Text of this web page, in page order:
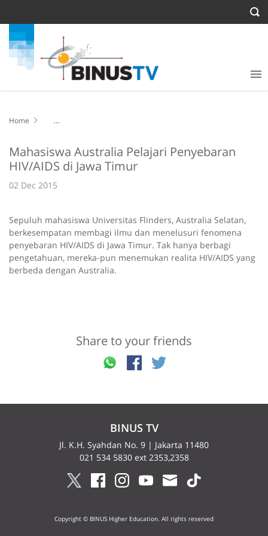
Home
Mahasiswa Australia Pelajari Penyebaran
HIV/AIDS di Jawa Timur
02 Dec 2015
Sepuluh mahasiswa Universitas Flinders, Australia Selatan,
berkesempatan membagi ilmu dan menelusuri fenomena
penyebaran HIV/AIDS di Jawa Timur. Tak hanya berbagi
pengetahuan, mereka-pun menemukan realita HIV/AIDS yang
berbeda dengan Australia.
Share to your friends
BINUS TV
Jl. K.H. Syahdan No. 9 | Jakarta 11480
021 534 5830 ext 2353,2358
Copyright © BINUS Higher Education. All rights reserved